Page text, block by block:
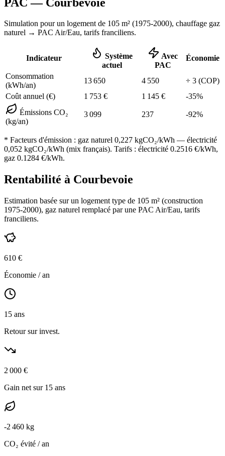
Simulation pour un logement de 105 m² (1975-2000), chauffage gaz
naturel → PAC Air/Eau, tarifs franciliens.
Indicateur
Système
actuel
Avec
PAC
Économie
Consommation
(kWh/an)
13 650 4 550 ÷ 3 (COP)
Coût annuel (€)
1 753 € 1 145 € -35%
Émissions CO₂
(kg/an)
3 099 237 -92%
* Facteurs d'émission : gaz naturel 0,227 kgCO₂/kWh — électricité
0,052 kgCO₂/kWh (mix français). Tarifs : électricité 0.2516 €/kWh,
gaz 0.1284 €/kWh.
Rentabilité à Courbevoie
Estimation basée sur un logement type de 105 m² (construction
1975-2000), gaz naturel remplacé par une PAC Air/Eau, tarifs
franciliens.
610 €
Économie / an
15 ans
Retour sur invest.
2 000 €
Gain net sur 15 ans
-2 460 kg
CO₂ évité / an